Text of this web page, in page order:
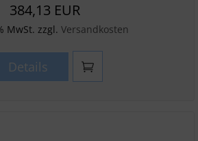
384,13 EUR
MwSt. zzgl. Versandkosten
Details